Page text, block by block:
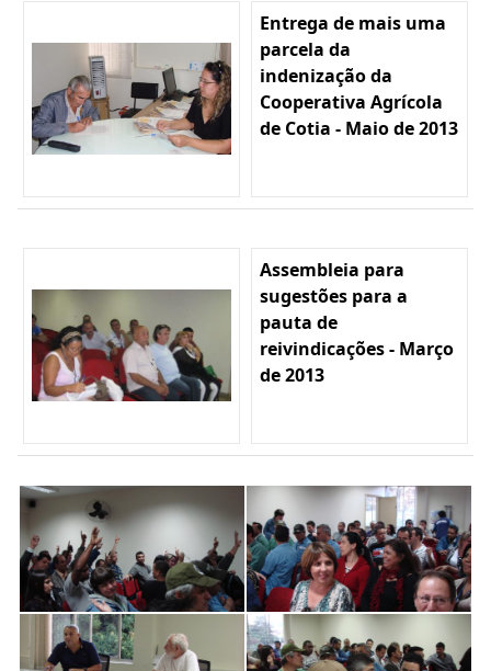
Entrega de mais uma
parcela da
indenização da
Cooperativa Agrícola
de Cotia - Maio de 2013
Assembleia para
sugestões para a
pauta de
reivindicações - Março
de 2013